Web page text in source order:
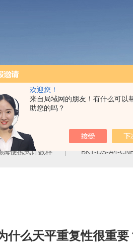
欢迎您！
来自局域网的朋友！有什么可以
助您的吗？
姆便携式计数秤 BKT-DS-A4-CNBKT
什么天平重复性很重要